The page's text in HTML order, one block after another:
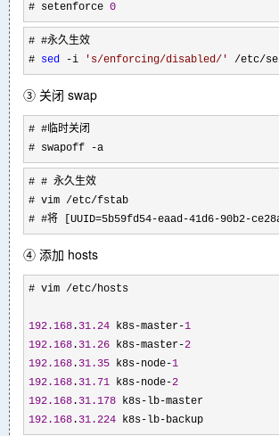
# setenforce 0
# #永久生效
# sed -i ' s/enforcing/disabled/ ' /etc/
③ 关闭 swap
# #临时关闭
# swapoff
-a
# # 永久生效
# vim /etc/fstab
# #将 [UUID=5b59fd54-eaad-41d6-90b2-
④ 添加 hosts
# vim /etc/hosts
192.168 . 31.24 k8s-master-1
192.168 . 31.26 k8s-master-2
192.168 . 31.35 k8s-node-1
192.168 . 31.71 k8s-node-2
192.168 . 31.178 k8s-lb-
192.168 . 31.224 k8s-lb-backup